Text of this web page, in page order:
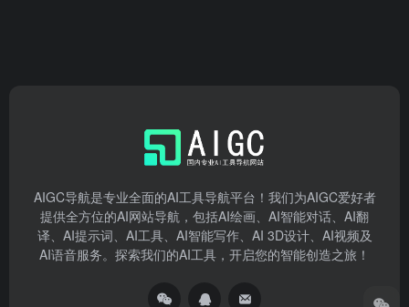
AIGC导航是专业全面的AI工具导航平台！我们为AIGC爱好者
提供全方位的AI网站导航，包括AI绘画、AI智能对话、AI翻
译、AI提示词、AI工具、AI智能写作、AI 3D设计、AI视频及
AI语音服务。探索我们的AI工具，开启您的智能创造之旅！